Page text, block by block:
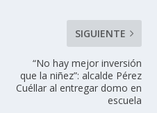
SIGUIENTE
“No hay mejor inversión
que la niñez”: alcalde Pérez
Cuéllar al entregar domo en
escuela